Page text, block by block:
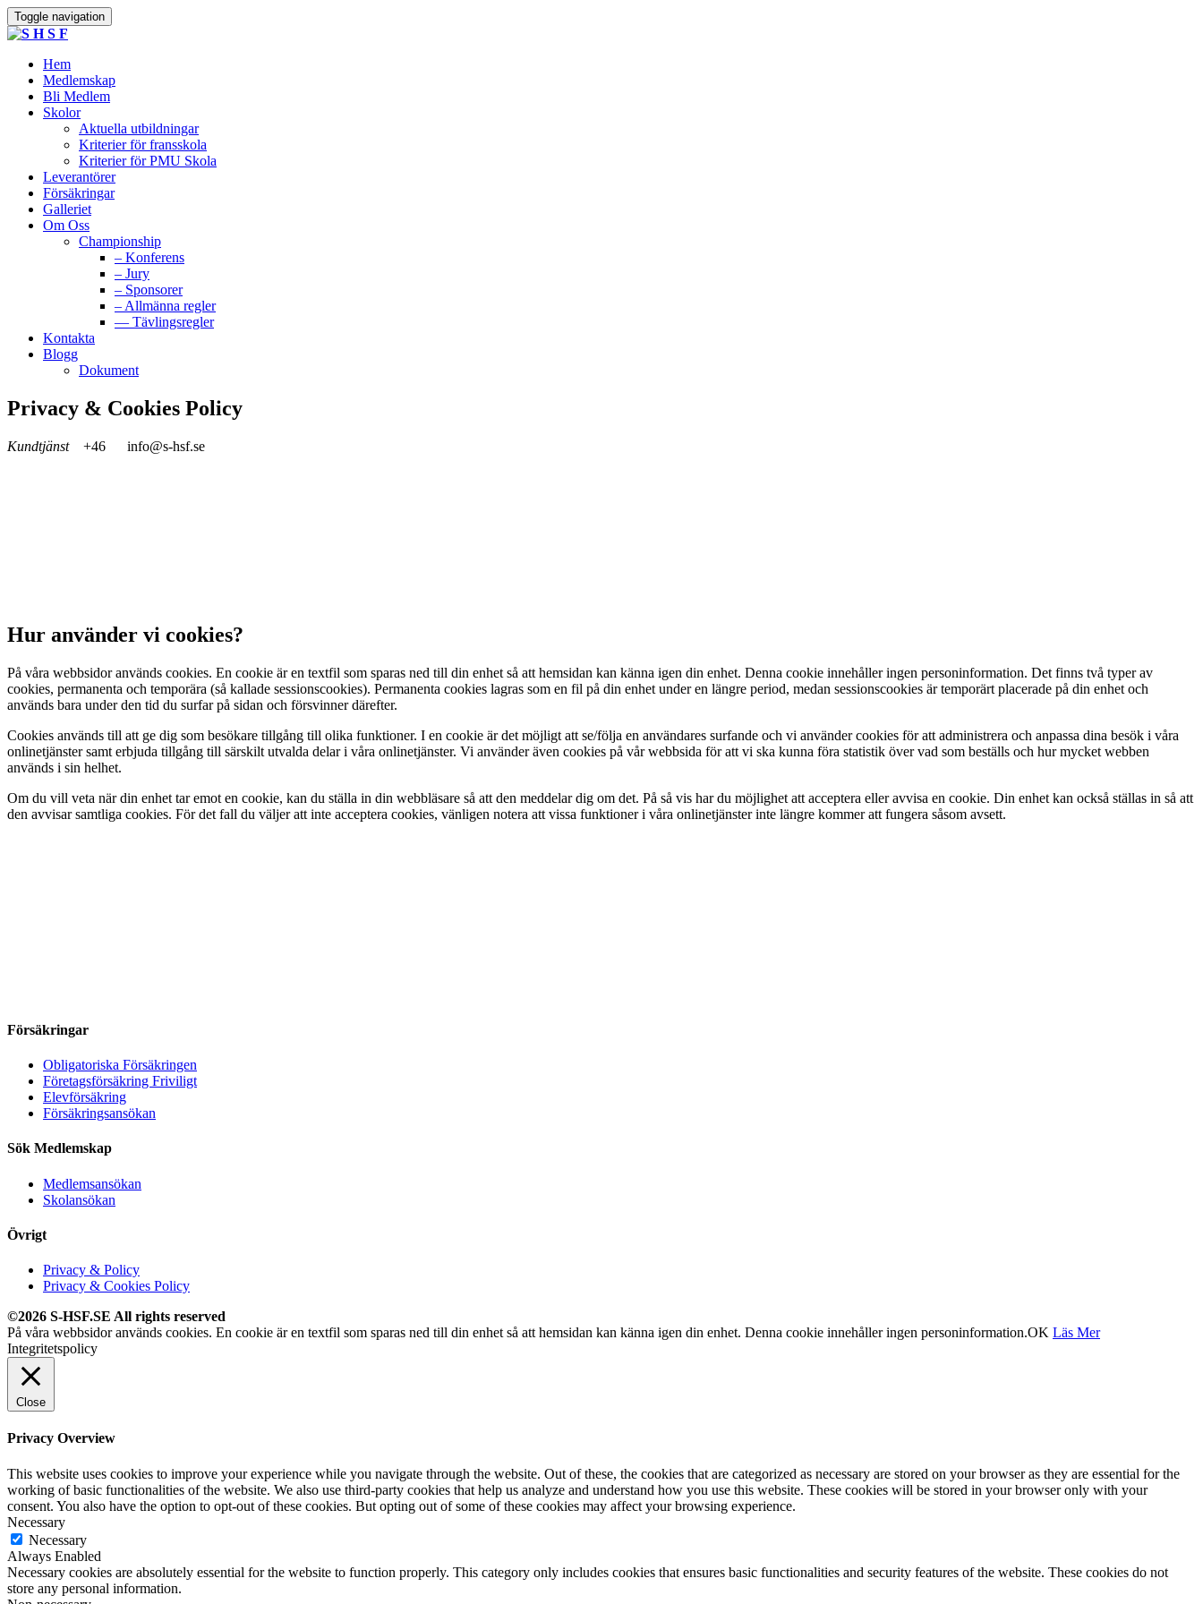
Toggle navigation
Hem
Medlemskap
Bli Medlem
Skolor
Aktuella utbildningar
Kriterier för fransskola
Kriterier för PMU Skola
Leverantörer
Försäkringar
Galleriet
Om Oss
Championship
– Konferens
– Jury
– Sponsorer
– Allmänna regler
— Tävlingsregler
Kontakta
Blogg
Dokument
Privacy & Cookies Policy
Kundtjänst +46 info@s-hsf.se
Hur använder vi cookies?
På våra webbsidor används cookies. En cookie är en textfil som sparas ned till din enhet så att hemsidan kan känna igen din enhet. Denna cookie innehåller ingen personinformation. Det finns två typer av
cookies, permanenta och temporära (så kallade sessionscookies). Permanenta cookies lagras som en fil på din enhet under en längre period, medan sessionscookies är temporärt placerade på din enhet och
används bara under den tid du surfar på sidan och försvinner därefter.
Cookies används till att ge dig som besökare tillgång till olika funktioner. I en cookie är det möjligt att se/följa en användares surfande och vi använder cookies för att administrera och anpassa dina besök i våra
onlinetjänster samt erbjuda tillgång till särskilt utvalda delar i våra onlinetjänster. Vi använder även cookies på vår webbsida för att vi ska kunna föra statistik över vad som beställs och hur mycket webben
används i sin helhet.
Om du vill veta när din enhet tar emot en cookie, kan du ställa in din webbläsare så att den meddelar dig om det. På så vis har du möjlighet att acceptera eller avvisa en cookie. Din enhet kan också ställas in så att
den avvisar samtliga cookies. För det fall du väljer att inte acceptera cookies, vänligen notera att vissa funktioner i våra onlinetjänster inte längre kommer att fungera såsom avsett.
Försäkringar
Obligatoriska Försäkringen
Företagsförsäkring Friviligt
Elevförsäkring
Försäkringsansökan
Sök Medlemskap
Medlemsansökan
Skolansökan
Övrigt
Privacy & Policy
Privacy & Cookies Policy
©2026 S-HSF.SE All rights reserved
På våra webbsidor används cookies. En cookie är en textfil som sparas ned till din enhet så att hemsidan kan känna igen din enhet. Denna cookie innehåller ingen personinformation.OK Läs Mer
Integritetspolicy
Close
Privacy Overview
This website uses cookies to improve your experience while you navigate through the website. Out of these, the cookies that are categorized as necessary are stored on your browser as they are essential for the
working of basic functionalities of the website. We also use third-party cookies that help us analyze and understand how you use this website. These cookies will be stored in your browser only with your
consent. You also have the option to opt-out of these cookies. But opting out of some of these cookies may affect your browsing experience.
Necessary
Necessary
Always Enabled
Necessary cookies are absolutely essential for the website to function properly. This category only includes cookies that ensures basic functionalities and security features of the website. These cookies do not
store any personal information.